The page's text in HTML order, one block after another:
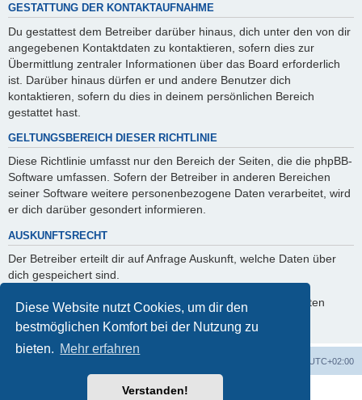
Diese Website nutzt Cookies, um dir den
bestmöglichen Komfort bei der Nutzung zu
bieten. Mehr erfahren
Verstanden!
GESTATTUNG DER KONTAKTAUFNAHME
Du gestattest dem Betreiber darüber hinaus, dich unter den von dir
angegebenen Kontaktdaten zu kontaktieren, sofern dies zur
Übermittlung zentraler Informationen über das Board erforderlich
ist. Darüber hinaus dürfen er und andere Benutzer dich
kontaktieren, sofern du dies in deinem persönlichen Bereich
gestattet hast.
GELTUNGSBEREICH DIESER RICHTLINIE
Diese Richtlinie umfasst nur den Bereich der Seiten, die die phpBB-
Software umfassen. Sofern der Betreiber in anderen Bereichen
seiner Software weitere personenbezogene Daten verarbeitet, wird
er dich darüber gesondert informieren.
AUSKUNFTSRECHT
Der Betreiber erteilt dir auf Anfrage Auskunft, welche Daten über
dich gespeichert sind.
Du kannst jederzeit die Löschung bzw. Sperrung deiner Daten
verlangen. Kontaktiere hierzu bitte den Betreiber.
UTC+02:00
Powered byphpBB® Forum Software © phpBB Limited